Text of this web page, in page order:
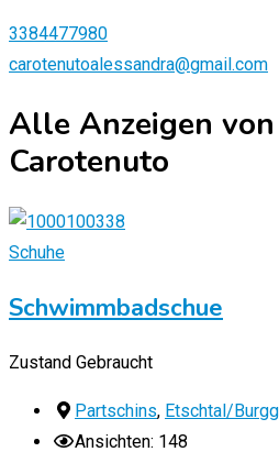
3384477980
carotenutoalessandra@gmail.com
Alle Anzeigen
Carotenuto
Schuhe
Schwimmbadschue
Zustand Gebraucht
Partschins, Etschtal/
Ansichten: 148